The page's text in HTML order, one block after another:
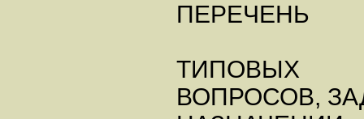
ПЕРЕЧЕНЬ
ТИПОВЫХ
ВОПРОСОВ,